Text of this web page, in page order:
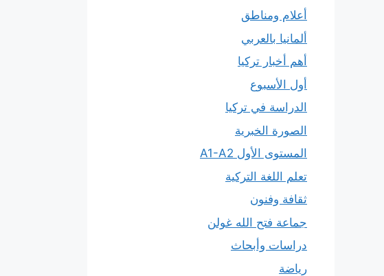
أعلام ومناطق
ألمانيا بالعربي
أهم أخبار تركيا
أول الأسبوع
الدراسة في تركيا
الصورة الخبرية
المستوى الأول A1-A2
تعلم اللغة التركية
ثقافة وفنون
جماعة فتح الله غولن
دراسات وأبحاث
رياضة